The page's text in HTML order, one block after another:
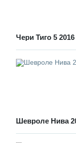
Чери Тиго 5
Шевроле Нива